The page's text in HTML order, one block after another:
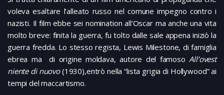
voleva esaltare l’alleato russo nel comune impegno contro i
nazisti. Il film ebbe sei nomination all’Oscar ma anche una vita
molto breve: finita la guerra, fu tolto dalle sale appena iniziò la
guerra fredda. Lo stesso regista, Lewis Milestone, di famiglia
ebrea ma di origine moldava, autore del famosoAll’ovest
niente di nuovo(1930),entrò nella “lista grigia di Hollywood” ai
tempi del maccartismo.